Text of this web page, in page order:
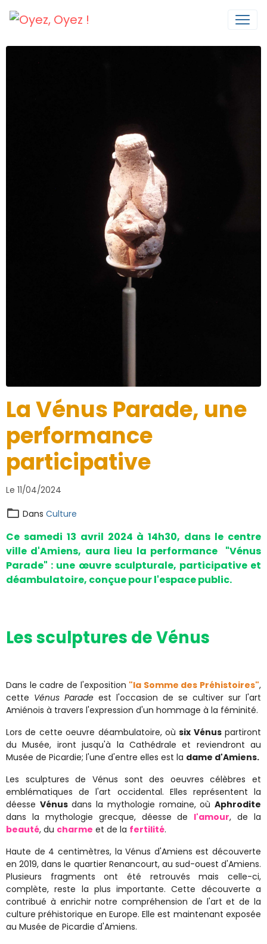
La Vénus Parade, une
performance
participative
Le 11/04/2024
Dans Culture
Ce samedi 13 avril 2024 à 14h30, dans le centre
ville d'Amiens, aura lieu la performance "Vénus
Parade" : une œuvre sculpturale, participative et
déambulatoire, conçue pour l'espace public.
Les sculptures de Vénus
Dans le cadre de l'exposition "la Somme des Préhistoires",
cette Vénus Parade est l'occasion de se cultiver sur l'art
Amiénois à travers l'expression d'un hommage à la féminité.
Lors de cette oeuvre déambulatoire, oùsix Vénuspartiront
du Musée, iront jusqu'à la Cathédrale et reviendront au
Musée de Picardie; l'une d'entre elles est la dame d'Amiens.
Les sculptures de Vénus sont des oeuvres célèbres et
emblématiques de l'art occidental. Elles représentent la
déesse Vénusdans la mythologie romaine, oùAphrodite
dans la mythologie grecque, déesse de l'amour, de la
beauté, du charme et de la fertilité.
Haute de 4 centimètres, la Vénus d'Amiens est découverte
en 2019, dans le quartier Renancourt, au sud-ouest d'Amiens.
Plusieurs fragments ont été retrouvés mais celle-ci,
complète, reste la plus importante. Cette découverte a
contribué à enrichir notre compréhension de l'art et de la
culture préhistorique en Europe. Elle est maintenant exposée
au Musée de Picardie d'Amiens.